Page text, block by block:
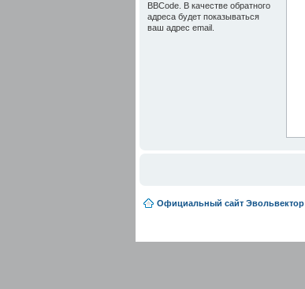
BBCode. В качестве обратного
адреса будет показываться
ваш адрес email.
Официальный сайт Эвольвектор